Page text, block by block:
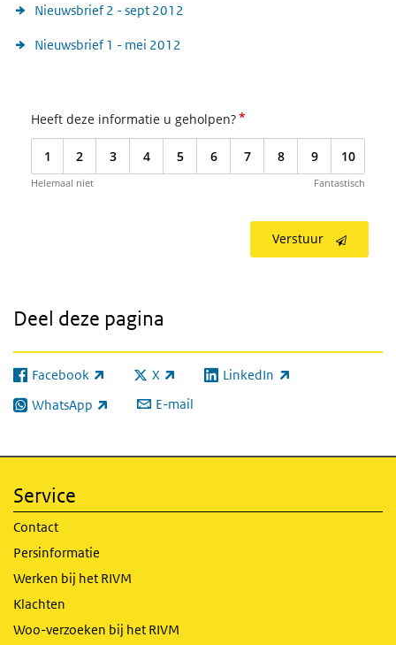
Nieuwsbrief 2 - sept 2012
Nieuwsbrief 1 - mei 2012
Heeft deze informatie u geholpen?*
1 2 3 4 5 6 7 8 9 10
Helemaal niet Fantastisch
Verstuur
Deel deze pagina
Facebook
(externe link) X
(externe link) LinkedIn
(externe link)
WhatsApp
(externe link) E-mail
Service
Contact
Persinformatie
Werken bij het RIVM
Klachten
Woo-verzoeken bij het RIVM